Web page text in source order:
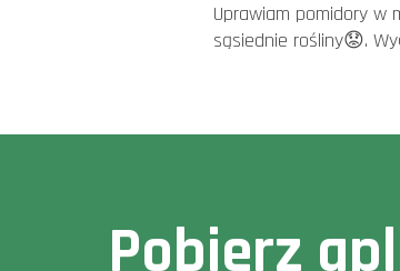
Uprawiam pomidory w
sąsiednie rośliny😟.
Pobierz